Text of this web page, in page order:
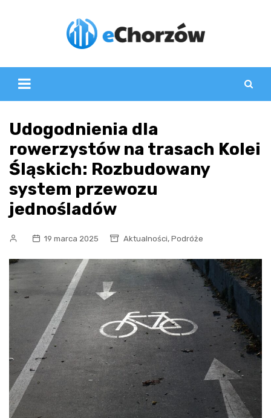
Udogodnienia dla
rowerzystów na trasach Kolei
Śląskich: Rozbudowany
system przewozu
jednośladów
19 marca 2025 Aktualności, Podróże